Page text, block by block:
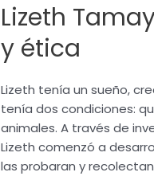
Lizeth
y ética
Lizeth tenía un sueño,
tenía dos condiciones:
animales. A través de
Lizeth comenzó a
las probaran y